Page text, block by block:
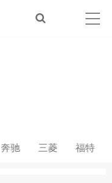
奔驰 三菱 福特